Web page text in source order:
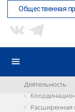
Общественная
Деятельность
Расширенная